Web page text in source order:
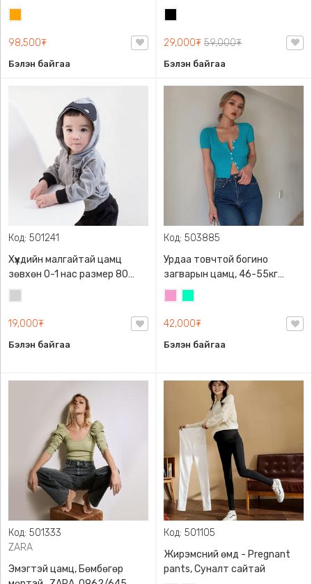
sleeve t-shirt, 40-60кг жинд
таарна, ZARA, 8779/458/615,
Урт ханцуйтай
98,500₮
Бэлэн байгаа
жинд таарна, ZARA,
0962/642/800, Задгай
энгэртэй, Урт ханцуйтай,
29,000₮ 59,000₮
Бэлэн байгаа
Код: 501241
Хүүхдийн малгайтай цамц
зөвхөн 0-1 нас размер 80
сонголттой
19,000₮
Бэлэн байгаа
Код: 503885
Урдаа товчтой богино
загварын цамц, 46-55кг
жинд таарна
42,000₮
Бэлэн байгаа
Код: 501333
ZARA
Эмэгтэй цамц, Бөмбөгөр
Код: 501105
Жирэмсний өмд - Pregnant
pants, Суналт сайтай